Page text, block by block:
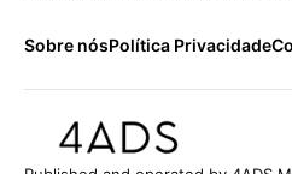
Sobre nósPolítica Privacidade